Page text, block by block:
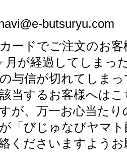
butsuryu.com
ードでご注文のお
月が経過してしまっ
与信が切れてしま
当するお客様へは
が、万一お心当たり
「びじゅなびヤマ
くださいますよう